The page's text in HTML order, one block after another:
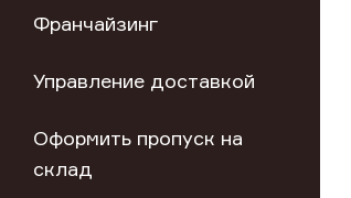
Франчайзинг
Управление доставкой
Оформить пропуск на
склад